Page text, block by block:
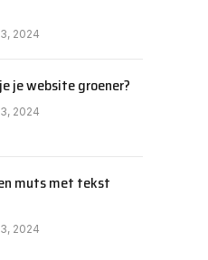
2024
je website groener?
2024
muts met tekst
2024